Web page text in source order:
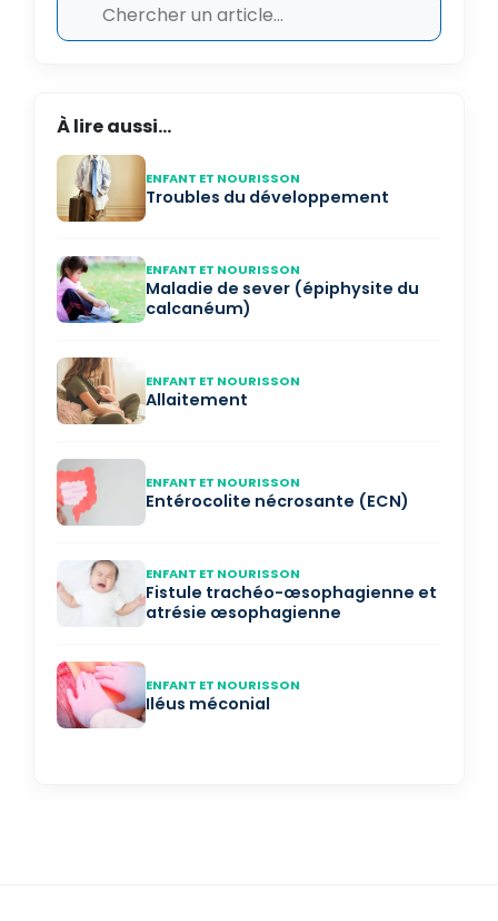
À lire aussi...
ENFANT ET NOURISSON
Troubles du développement
ENFANT ET NOURISSON
Maladie de sever (épiphysite du
calcanéum)
ENFANT ET NOURISSON
Allaitement
ENFANT ET NOURISSON
Entérocolite nécrosante (ECN)
ENFANT ET NOURISSON
Fistule trachéo-œsophagienne et
atrésie œsophagienne
ENFANT ET NOURISSON
Iléus méconial